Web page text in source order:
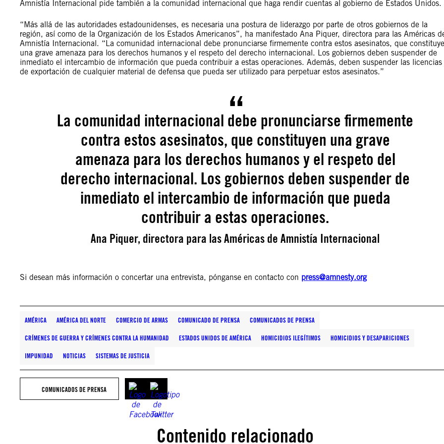
Amnistía Internacional pide también a la comunidad internacional que haga rendir cuentas al gobierno de Estados Unidos.
“Más allá de las autoridades estadounidenses, es necesaria una postura de liderazgo por parte de otros gobiernos de la
región, así como de la Organización de los Estados Americanos”, ha manifestado Ana Piquer, directora para las Américas
Amnistía Internacional. “La comunidad internacional debe pronunciarse firmemente contra estos asesinatos, que
una grave amenaza para los derechos humanos y el respeto del derecho internacional. Los gobiernos deben suspender de
inmediato el intercambio de información que pueda contribuir a estas operaciones. Además, deben suspender las licencias
de exportación de cualquier material de defensa que pueda ser utilizado para perpetuar estos asesinatos.”
La comunidad internacional debe pronunciarse firmemente
contra estos asesinatos, que constituyen una grave
amenaza para los derechos humanos y el respeto del
derecho internacional. Los gobiernos deben suspender de
inmediato el intercambio de información que pueda
contribuir a estas operaciones.
Ana Piquer, directora para las Américas de Amnistía Internacional
Si desean más información o concertar una entrevista, pónganse en contacto con press@amnesty.org
AMÉRICA AMÉRICA DEL NORTE COMERCIO DE ARMAS COMUNICADO DE PRENSA COMUNICADOS DE PRENSA
CRÍMENES DE GUERRA Y CRÍMENES CONTRA LA HUMANIDAD ESTADOS UNIDOS DE AMÉRICA HOMICIDIOS ILEGÍTIMOS HOMICIDIOS Y DESAPARICIONES
IMPUNIDAD NOTICIAS SISTEMAS DE JUSTICIA
COMUNICADOS DE PRENSA
Contenido relacionado